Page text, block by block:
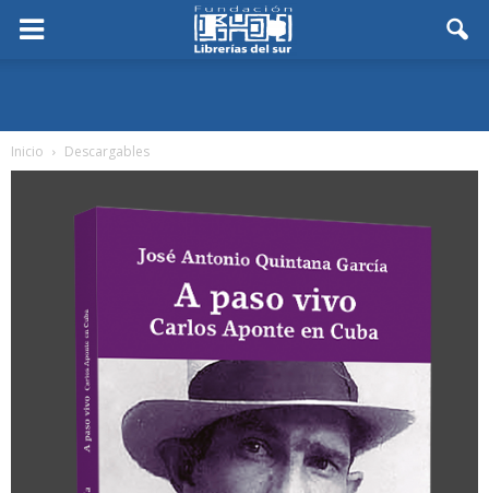
Inicio Descargables